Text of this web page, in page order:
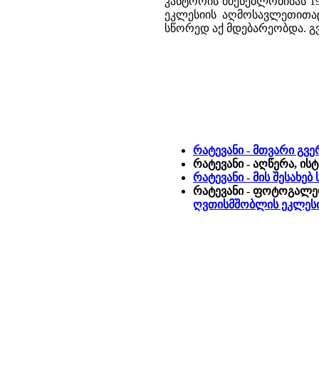
ეკლესიის
სწორედ აქ მდებარეობდა.
რატევანი - მთვარი
რატევანი - აღწერა,
რატევანი - მის
რატევანი -
ღვთისმშობლის